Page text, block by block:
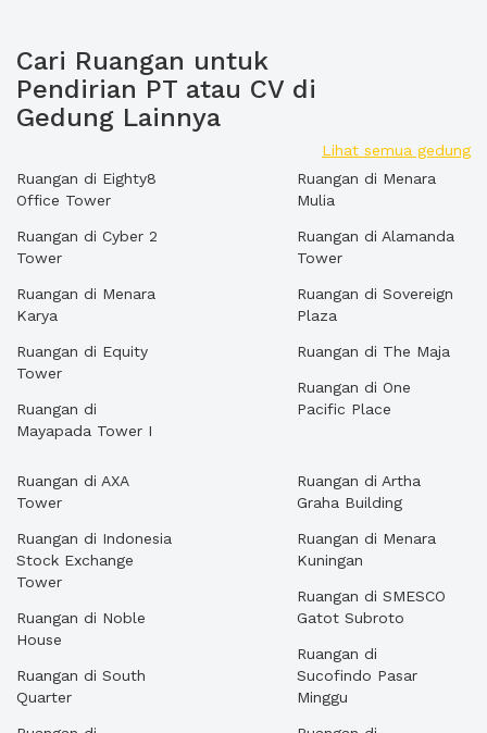
Cari Ruangan untuk
Pendirian PT atau CV di
Gedung Lainnya
Lihat semua gedung
Ruangan di Eighty8
Office Tower
Ruangan di Cyber 2
Tower
Ruangan di Menara
Karya
Ruangan di Equity
Tower
Ruangan di
Mayapada Tower I
Ruangan di Menara
Mulia
Ruangan di Alamanda
Tower
Ruangan di Sovereign
Plaza
Ruangan di The Maja
Ruangan di One
Pacific Place
Ruangan di AXA
Tower
Ruangan di Indonesia
Stock Exchange
Tower
Ruangan di Noble
House
Ruangan di South
Quarter
Ruangan di Artha
Graha Building
Ruangan di Menara
Kuningan
Ruangan di SMESCO
Gatot Subroto
Ruangan di
Sucofindo Pasar
Minggu